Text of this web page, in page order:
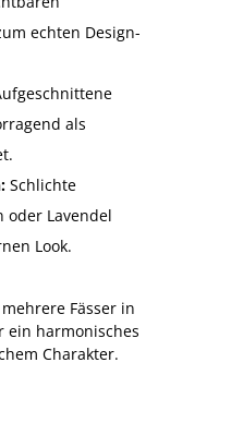
echten Design-
als
Schlichte
oder Lavendel
Look.
Fässer in
ein harmonisches
Charakter.